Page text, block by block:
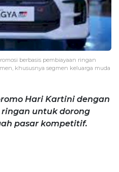
berbasis pembiayaan ringan
khususnya segmen keluarga muda
Hari Kartini dengan
ringan untuk dorong
pasar kompetitif.